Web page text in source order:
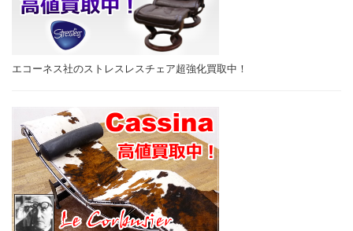
エコーネス社のストレスレスチェア超強化買取中！